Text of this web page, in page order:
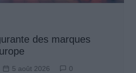
des marques
5 août 2026 0